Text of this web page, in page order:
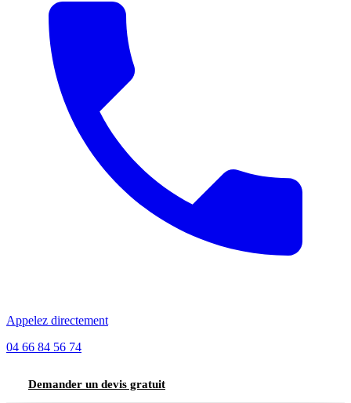
Appelez directement
04 66 84 56 74
Demander un devis gratuit